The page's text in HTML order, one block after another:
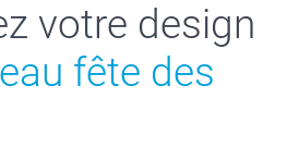
votre design
fête des